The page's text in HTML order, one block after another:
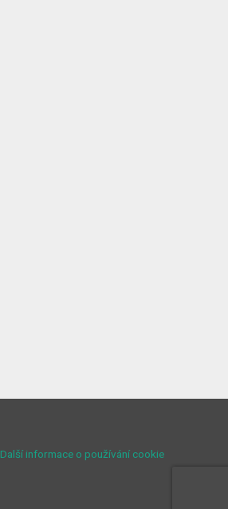
Další informace o používání cookie